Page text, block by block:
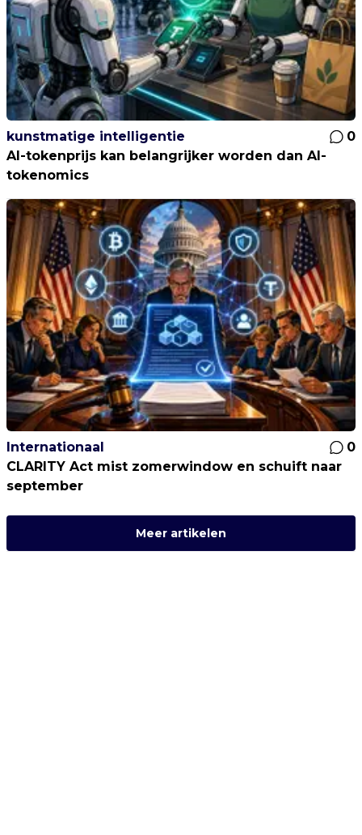
kunstmatige intelligentie
0
AI-tokenprijs kan belangrijker worden dan AI-
tokenomics
Internationaal
0
CLARITY Act mist zomerwindow en schuift naar
september
Meer artikelen